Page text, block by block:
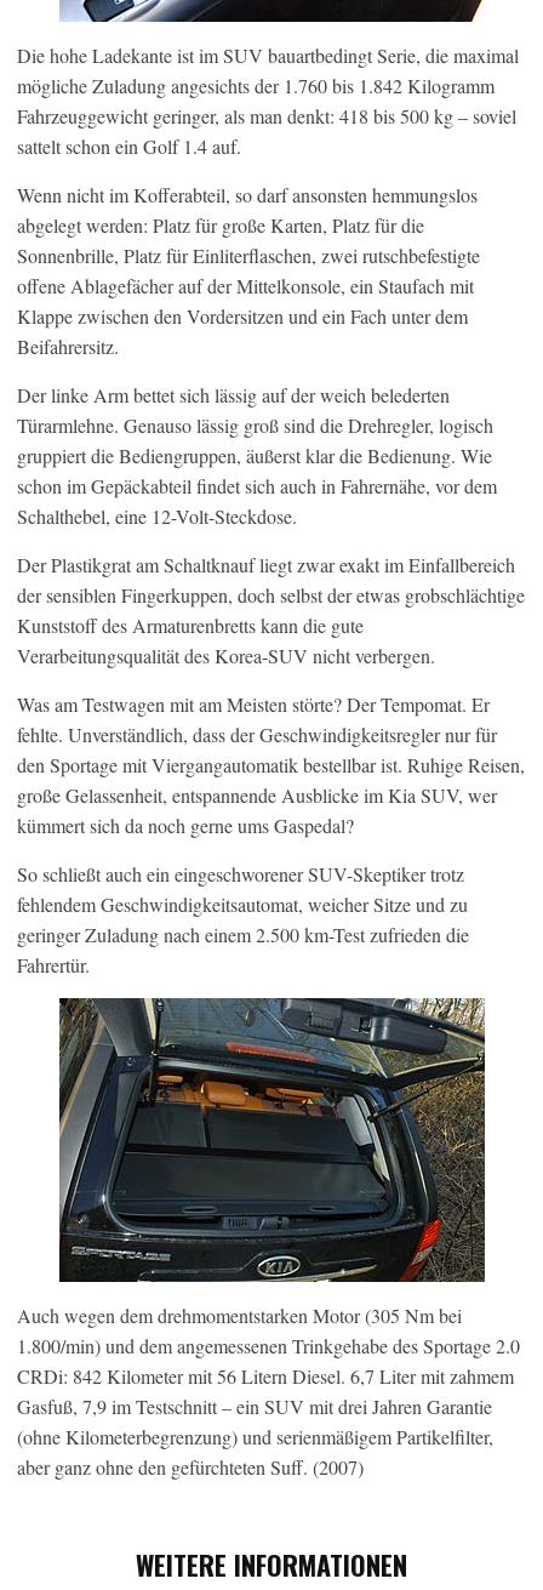
Die hohe Ladekante ist im SUV bauartbedingt Serie, die maximal
mögliche Zuladung angesichts der 1.760 bis 1.842 Kilogramm
Fahrzeuggewicht geringer, als man denkt: 418 bis 500 kg – soviel
sattelt schon ein Golf 1.4 auf.
Wenn nicht im Kofferabteil, so darf ansonsten hemmungslos
abgelegt werden: Platz für große Karten, Platz für die
Sonnenbrille, Platz für Einliterflaschen, zwei rutschbefestigte
offene Ablagefächer auf der Mittelkonsole, ein Staufach mit
Klappe zwischen den Vordersitzen und ein Fach unter dem
Beifahrersitz.
Der linke Arm bettet sich lässig auf der weich belederten
Türarmlehne. Genauso lässig groß sind die Drehregler, logisch
gruppiert die Bediengruppen, äußerst klar die Bedienung. Wie
schon im Gepäckabteil findet sich auch in Fahrernähe, vor dem
Schalthebel, eine 12-Volt-Steckdose.
Der Plastikgrat am Schaltknauf liegt zwar exakt im Einfallbereich
der sensiblen Fingerkuppen, doch selbst der etwas grobschlächtige
Kunststoff des Armaturenbretts kann die gute
Verarbeitungsqualität des Korea-SUV nicht verbergen.
Was am Testwagen mit am Meisten störte? Der Tempomat. Er
fehlte. Unverständlich, dass der Geschwindigkeitsregler nur für
den Sportage mit Viergangautomatik bestellbar ist. Ruhige Reisen,
große Gelassenheit, entspannende Ausblicke im Kia SUV, wer
kümmert sich da noch gerne ums Gaspedal?
So schließt auch ein eingeschworener SUV-Skeptiker trotz
fehlendem Geschwindigkeitsautomat, weicher Sitze und zu
geringer Zuladung nach einem 2.500 km-Test zufrieden die
Fahrertür.
Auch wegen dem drehmomentstarken Motor (305 Nm bei
1.800/min) und dem angemessenen Trinkgehabe des Sportage 2.0
CRDi: 842 Kilometer mit 56 Litern Diesel. 6,7 Liter mit zahmem
Gasfuß, 7,9 im Testschnitt – ein SUV mit drei Jahren Garantie
(ohne Kilometerbegrenzung) und serienmäßigem Partikelfilter,
aber ganz ohne den gefürchteten Suff. (2007)
WEITERE INFORMATIONEN